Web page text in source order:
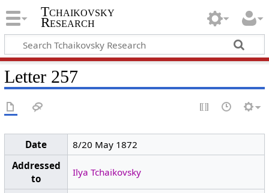
Tchaikovsky
Research
Letter 257
Date
8/20 May 1872
Addressed
to
Ilya Tchaikovsky